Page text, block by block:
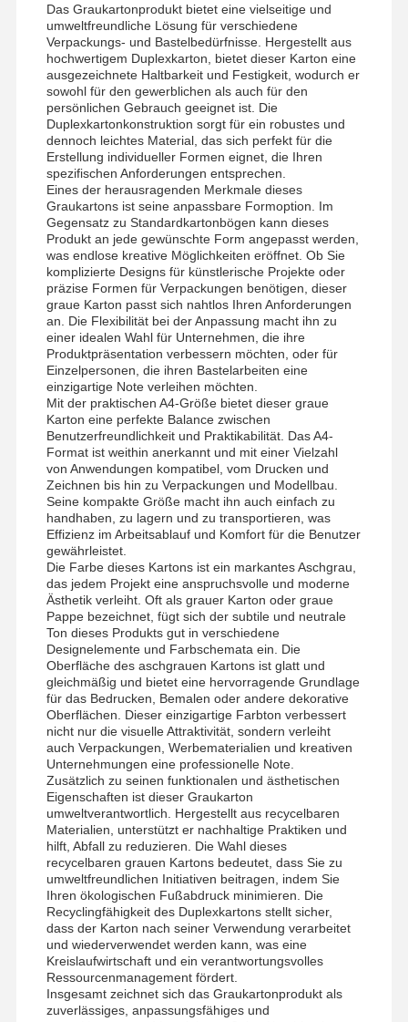
Heim Produkte Videos Über Uns
Das Graukartonprodukt bietet eine vielseitige und
umweltfreundliche Lösung für verschiedene
Verpackungs- und Bastelbedürfnisse. Hergestellt aus
hochwertigem Duplexkarton, bietet dieser Karton eine
ausgezeichnete Haltbarkeit und Festigkeit, wodurch er
sowohl für den gewerblichen als auch für den
persönlichen Gebrauch geeignet ist. Die
Duplexkartonkonstruktion sorgt für ein robustes und
dennoch leichtes Material, das sich perfekt für die
Erstellung individueller Formen eignet, die Ihren
spezifischen Anforderungen entsprechen.
Eines der herausragenden Merkmale dieses
Graukartons ist seine anpassbare Formoption. Im
Gegensatz zu Standardkartonbögen kann dieses
Produkt an jede gewünschte Form angepasst werden,
was endlose kreative Möglichkeiten eröffnet. Ob Sie
komplizierte Designs für künstlerische Projekte oder
präzise Formen für Verpackungen benötigen, dieser
graue Karton passt sich nahtlos Ihren Anforderungen
an. Die Flexibilität bei der Anpassung macht ihn zu
einer idealen Wahl für Unternehmen, die ihre
Produktpräsentation verbessern möchten, oder für
Einzelpersonen, die ihren Bastelarbeiten eine
einzigartige Note verleihen möchten.
Mit der praktischen A4-Größe bietet dieser graue
Karton eine perfekte Balance zwischen
Benutzerfreundlichkeit und Praktikabilität. Das A4-
Format ist weithin anerkannt und mit einer Vielzahl
von Anwendungen kompatibel, vom Drucken und
Zeichnen bis hin zu Verpackungen und Modellbau.
Seine kompakte Größe macht ihn auch einfach zu
handhaben, zu lagern und zu transportieren, was
Effizienz im Arbeitsablauf und Komfort für die Benutzer
gewährleistet.
Die Farbe dieses Kartons ist ein markantes Aschgrau,
das jedem Projekt eine anspruchsvolle und moderne
Ästhetik verleiht. Oft als grauer Karton oder graue
Pappe bezeichnet, fügt sich der subtile und neutrale
Ton dieses Produkts gut in verschiedene
Designelemente und Farbschemata ein. Die
Oberfläche des aschgrauen Kartons ist glatt und
gleichmäßig und bietet eine hervorragende Grundlage
für das Bedrucken, Bemalen oder andere dekorative
Oberflächen. Dieser einzigartige Farbton verbessert
nicht nur die visuelle Attraktivität, sondern verleiht
auch Verpackungen, Werbematerialien und kreativen
Unternehmungen eine professionelle Note.
Zusätzlich zu seinen funktionalen und ästhetischen
Eigenschaften ist dieser Graukarton
umweltverantwortlich. Hergestellt aus recycelbaren
Materialien, unterstützt er nachhaltige Praktiken und
hilft, Abfall zu reduzieren. Die Wahl dieses
recycelbaren grauen Kartons bedeutet, dass Sie zu
umweltfreundlichen Initiativen beitragen, indem Sie
Ihren ökologischen Fußabdruck minimieren. Die
Recyclingfähigkeit des Duplexkartons stellt sicher,
dass der Karton nach seiner Verwendung verarbeitet
und wiederverwendet werden kann, was eine
Kreislaufwirtschaft und ein verantwortungsvolles
Ressourcenmanagement fördert.
Insgesamt zeichnet sich das Graukartonprodukt als
zuverlässiges, anpassungsfähiges und